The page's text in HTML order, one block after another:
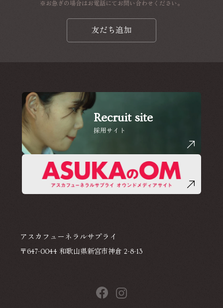
※お急ぎの場合はお電話にてお問い合わせください。
友だち追加
アスカフューネラルサプライ
〒647-0044 和歌山県新宮市神倉 2-8-13
採用サイト
Recruit site